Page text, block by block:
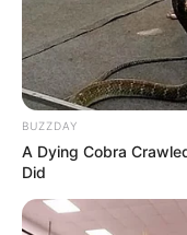
BUZZDAY
A Dying Cobra
Did